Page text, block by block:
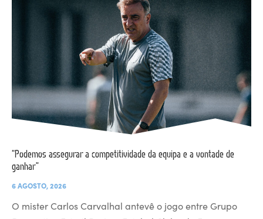
“Podemos assegurar a competitividade da equipa e a vontade de
ganhar”
6 AGOSTO, 2026
O mister Carlos Carvalhal antevê o jogo entre Grupo